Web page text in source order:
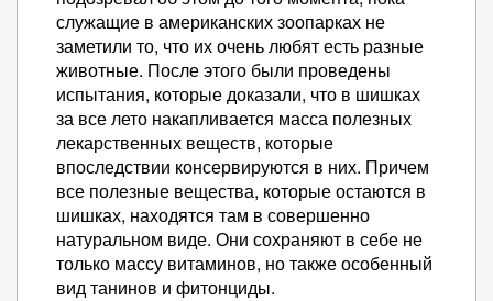
служащие в американских зоопарках не
заметили то, что их очень любят есть разные
животные. После этого были проведены
испытания, которые доказали, что в шишках
за все лето накапливается масса полезных
лекарственных веществ, которые
впоследствии консервируются в них. Причем
все полезные вещества, которые остаются в
шишках, находятся там в совершенно
натуральном виде. Они сохраняют в себе не
только массу витаминов, но также особенный
вид танинов и фитонциды.